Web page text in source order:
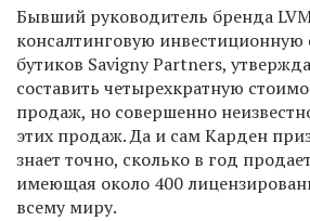
Бывший руководитель бренда
консалтинговую
бутиков Savigny Partners,
составить четырехкратную
продаж, но совершенно
этих продаж. Да и сам Карден
знает точно, сколько в год
имеющая около 400
всему миру.